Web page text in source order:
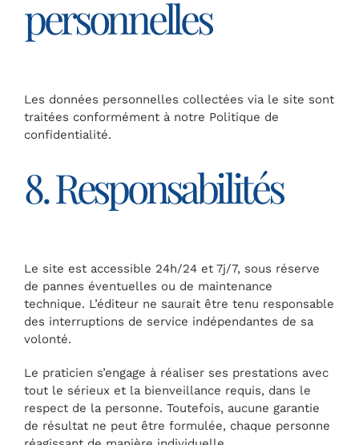
personnelles
Les données personnelles collectées via le site sont
traitées conformément à notre Politique de
confidentialité.
8. Responsabilités
Le site est accessible 24h/24 et 7j/7, sous réserve
de pannes éventuelles ou de maintenance
technique. L’éditeur ne saurait être tenu responsable
des interruptions de service indépendantes de sa
volonté.
Le praticien s’engage à réaliser ses prestations avec
tout le sérieux et la bienveillance requis, dans le
respect de la personne. Toutefois, aucune garantie
de résultat ne peut être formulée, chaque personne